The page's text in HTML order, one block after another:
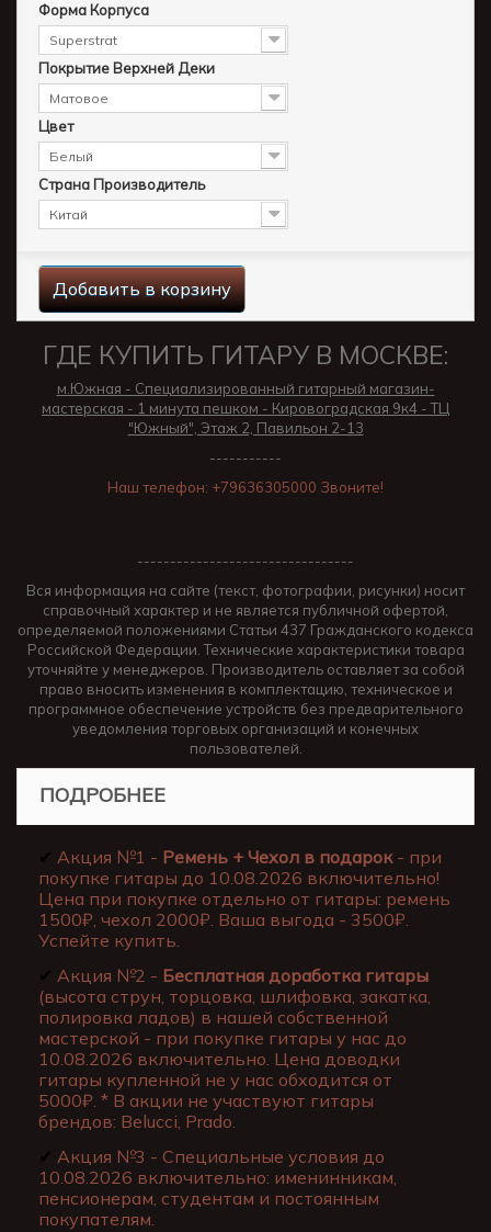
Форма Корпуса
Superstrat
Покрытие Верхней Деки
Матовое
Цвет
Белый
Страна Производитель
Китай
Добавить в корзину
ГДЕ КУПИТЬ ГИТАРУ В МОСКВЕ:
м.Южная - Специализированный гитарный магазин-
мастерская - 1 минута пешком - Кировоградская 9к4 - ТЦ
"Южный", Этаж 2, Павильон 2-13
-----------
Наш телефон: +79636305000 Звоните!
---------------------------------
Вся информация на сайте (текст, фотографии, рисунки) носит
справочный характер и не является публичной офертой,
определяемой положениями Статьи 437 Гражданского кодекса
Российской Федерации. Технические характеристики товара
уточняйте у менеджеров. Производитель оставляет за собой
право вносить изменения в комплектацию, техническое и
программное обеспечение устройств без предварительного
уведомления торговых организаций и конечных
пользователей.
ПОДРОБНЕЕ
✔ Акция №1 - Ремень + Чехол в подарок- при
покупке гитары до 10.08.2026 включительно!
Цена при покупке отдельно от гитары: ремень
1500₽, чехол 2000₽. Ваша выгода - 3500₽.
Успейте купить.
✔ Акция №2 - Бесплатная доработка гитары
(высота струн, торцовка, шлифовка, закатка,
полировка ладов) в нашей собственной
мастерской - при покупке гитары у нас до
10.08.2026 включительно. Цена доводки
гитары купленной не у нас обходится от
5000₽. * В акции не участвуют гитары
брендов: Belucci, Prado.
✔ Акция №3 - Специальные условия до
10.08.2026 включительно: именинникам,
пенсионерам, студентам и постоянным
покупателям.